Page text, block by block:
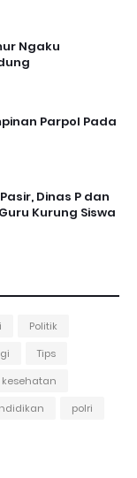
Ngaku
Parpol Pada
Dinas P dan
Kurung Siswa
Politik
Tips
kesehatan
polri